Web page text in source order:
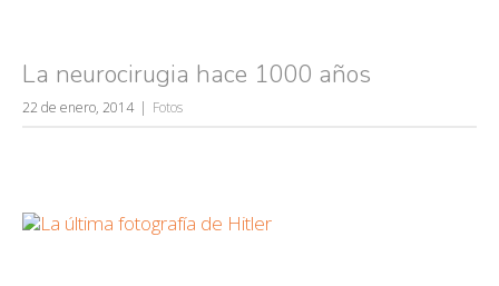
La neurocirugia hace 1000 años
22 de enero, 2014 Fotos